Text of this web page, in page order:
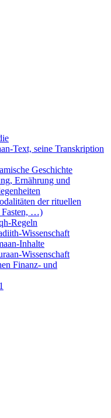
Text, seine Transkription
Geschichte
Ernährung und
der rituellen
Fasten, …)
Regeln
Wissenschaft
Inhalte
Wissenschaft
Finanz- und